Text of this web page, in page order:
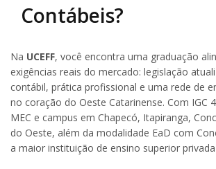
Contábeis?
Na UCEFF, você encontra uma graduação
exigências reais do mercado: legislação
contábil, prática profissional e uma rede de
no coração do Oeste Catarinense. Com IGC
MEC e campus em Chapecó, Itapiranga,
do Oeste, além da modalidade EaD com
a maior instituição de ensino superior